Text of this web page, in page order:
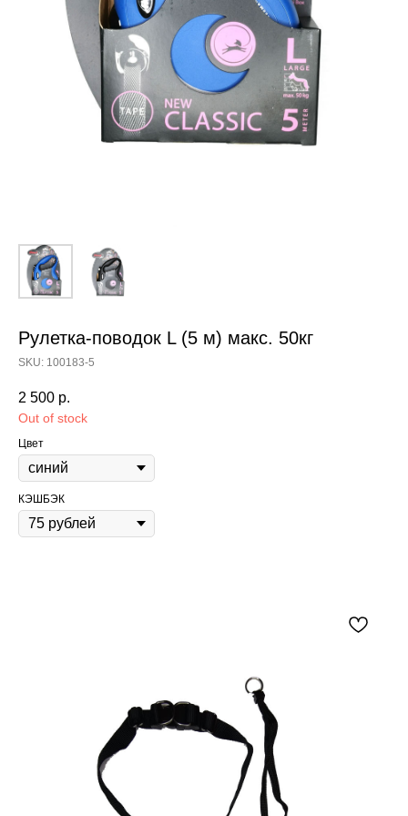
Рулетка-поводок L (5 м) макс. 50кг
SKU: 100183-5
2 500 р.
Out of stock
Цвет
КЭШБЭК
Content Oriented Web